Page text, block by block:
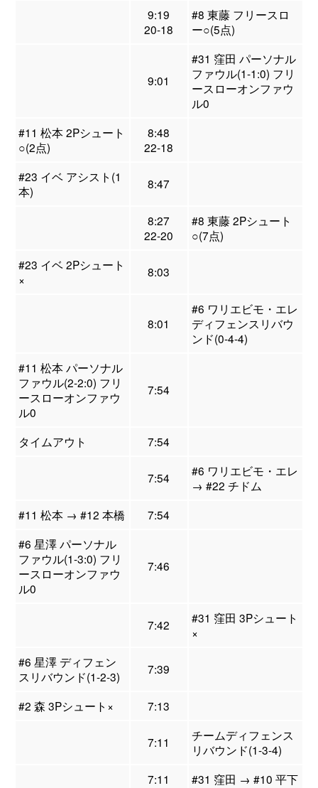
9:19
20-18
#8 東藤 フリースロ
ー○(5点)
9:01
#31 窪田 パーソナル
ファウル(1-1:0) フリ
ースローオンファウ
ル0
#11 松本 2Pシュート
○(2点)
8:48
22-18
#23 イベ アシスト(1
本)
8:47
8:27
22-20
#8 東藤 2Pシュート
○(7点)
#23 イベ 2Pシュート
×
8:03
8:01
#6 ワリエビモ・エレ
ディフェンスリバウ
ンド(0-4-4)
#11 松本 パーソナル
ファウル(2-2:0) フリ
ースローオンファウ
ル0
7:54
タイムアウト 7:54
7:54
#6 ワリエビモ・エレ
→ #22 チドム
#11 松本 → #12 本橋
7:54
#6 星澤 パーソナル
ファウル(1-3:0) フリ
ースローオンファウ
ル0
7:46
7:42
#31 窪田 3Pシュート
×
#6 星澤 ディフェン
スリバウンド(1-2-3)
7:39
#2 森 3Pシュート× 7:13
7:11
チームディフェンス
リバウンド(1-3-4)
7:11
#31 窪田 → #10 平下